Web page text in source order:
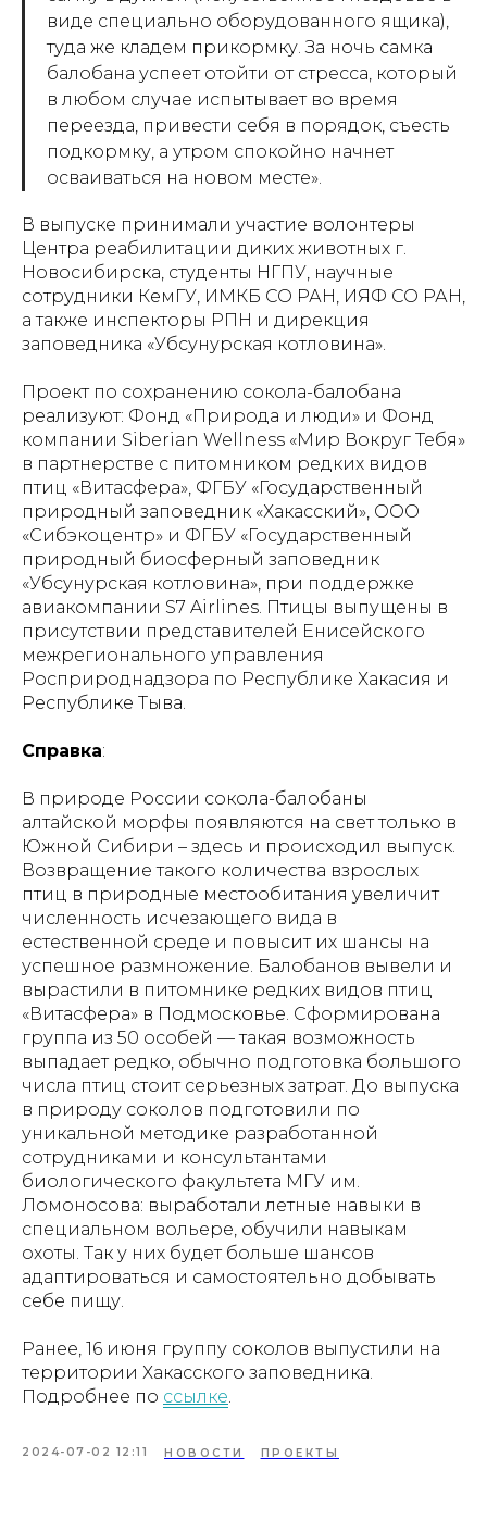
виде специально оборудованного ящика),
туда же кладем прикормку. За ночь самка
балобана успеет отойти от стресса, который
в любом случае испытывает во время
переезда, привести себя в порядок, съесть
подкормку, а утром спокойно начнет
осваиваться на новом месте».
В выпуске принимали участие волонтеры
Центра реабилитации диких животных г.
Новосибирска, студенты НГПУ, научные
сотрудники КемГУ, ИМКБ СО РАН, ИЯФ СО РАН,
а также инспекторы РПН и дирекция
заповедника «Убсунурская котловина».
Проект по сохранению сокола-балобана
реализуют: Фонд «Природа и люди» и Фонд
компании Siberian Wellness «Мир Вокруг Тебя»
в партнерстве с питомником редких видов
птиц «Витасфера», ФГБУ «Государственный
природный заповедник «Хакасский», ООО
«Сибэкоцентр» и ФГБУ «Государственный
природный биосферный заповедник
«Убсунурская котловина», при поддержке
авиакомпании S7 Airlines. Птицы выпущены в
присутствии представителей Енисейского
межрегионального управления
Росприроднадзора по Республике Хакасия и
Республике Тыва.
Справка:
В природе России сокола-балобаны
алтайской морфы появляются на свет только в
Южной Сибири – здесь и происходил выпуск.
Возвращение такого количества взрослых
птиц в природные местообитания увеличит
численность исчезающего вида в
естественной среде и повысит их шансы на
успешное размножение. Балобанов вывели и
вырастили в питомнике редких видов птиц
«Витасфера» в Подмосковье. Сформирована
группа из 50 особей — такая возможность
выпадает редко, обычно подготовка большого
числа птиц стоит серьезных затрат. До выпуска
в природу соколов подготовили по
уникальной методике разработанной
сотрудниками и консультантами
биологического факультета МГУ им.
Ломоносова: выработали летные навыки в
специальном вольере, обучили навыкам
охоты. Так у них будет больше шансов
адаптироваться и самостоятельно добывать
себе пищу.
Ранее, 16 июня группу соколов выпустили на
территории Хакасского заповедника.
Подробнее по ссылке.
2024-07-02 12:11 НОВОСТИ ПРОЕКТЫ